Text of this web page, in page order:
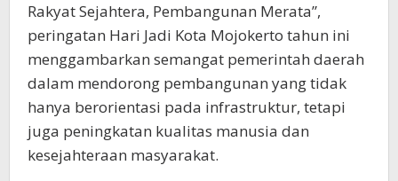
Rakyat Sejahtera, Pembangunan Merata”,
peringatan Hari Jadi Kota Mojokerto tahun ini
menggambarkan semangat pemerintah daerah
dalam mendorong pembangunan yang tidak
hanya berorientasi pada infrastruktur, tetapi
juga peningkatan kualitas manusia dan
kesejahteraan masyarakat.